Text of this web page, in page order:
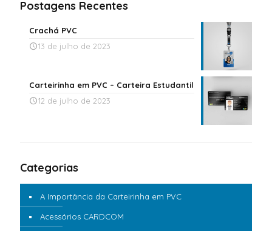
Postagens Recentes
Crachá PVC
13 de julho de 2023
Carteirinha em PVC – Carteira Estudantil
12 de julho de 2023
Categorias
A Importância da Carteirinha em PVC
Acessórios CARDCOM